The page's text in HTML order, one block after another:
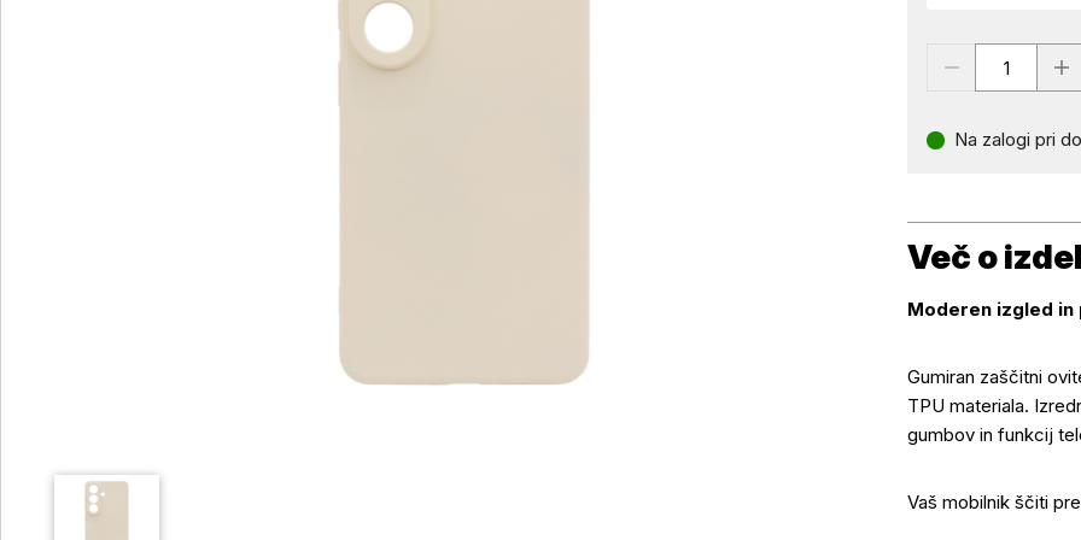
Na zalogi pri
Več o
Več o izdelku
Moderen izgled in
Gumiran zaščitni
TPU materiala.
gumbov in funkcij
Vaš mobilnik ščiti